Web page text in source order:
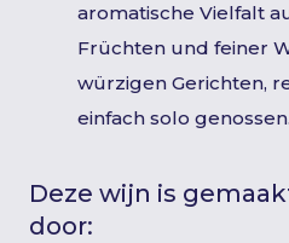
aromatische Vielfalt
Früchten und feiner
würzigen Gerichten,
einfach solo genossen.
Deze wijn is
door: